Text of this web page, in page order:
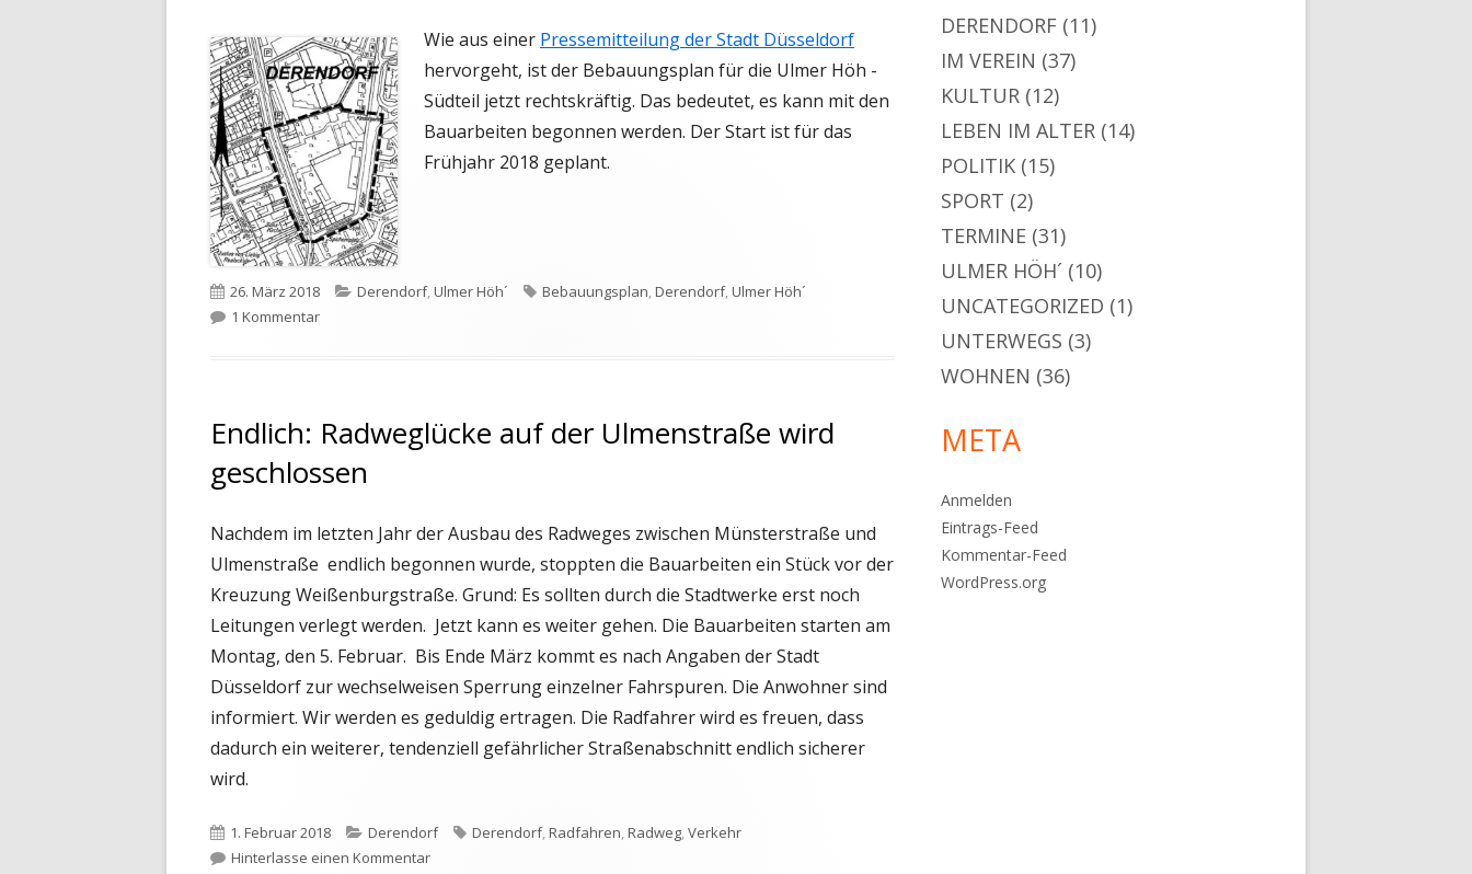
Wie aus einer Pressemitteilung der Stadt Düsseldorf
hervorgeht, ist der Bebauungsplan für die Ulmer Höh -
Südteil jetzt rechtskräftig. Das bedeutet, es kann mit den
Bauarbeiten begonnen werden. Der Start ist für das
Frühjahr 2018 geplant.
Veröffentlicht
am
26. März 2018 Kategorien
Derendorf,Ulmer Höh´ Schlagwörter
Bebauungsplan,Derendorf,Ulmer Höh´
1 Kommentarzu Bebauungsplan „Ulmer Höh´- Südteil“ hat Rechtskraft erlangt
Endlich: Radweglücke auf der Ulmenstraße wird
geschlossen
Nachdem im letzten Jahr der Ausbau des Radweges zwischen Münsterstraße und
Ulmenstraße endlich begonnen wurde, stoppten die Bauarbeiten ein Stück vor der
Kreuzung Weißenburgstraße. Grund: Es sollten durch die Stadtwerke erst noch
Leitungen verlegt werden. Jetzt kann es weiter gehen. Die Bauarbeiten starten am
Montag, den 5. Februar. Bis Ende März kommt es nach Angaben der Stadt
Düsseldorf zur wechselweisen Sperrung einzelner Fahrspuren. Die Anwohner sind
informiert. Wir werden es geduldig ertragen. Die Radfahrer wird es freuen, dass
dadurch ein weiterer, tendenziell gefährlicher Straßenabschnitt endlich sicherer
wird.
Veröffentlicht
am
1. Februar 2018 Kategorien
Derendorf Schlagwörter
Derendorf,Radfahren,Radweg,Verkehr
Hinterlasse einen Kommentarzu Endlich: Radweglücke auf der Ulmenstraße wird geschlossen
DERENDORF (11)
IM VEREIN (37)
KULTUR (12)
LEBEN IM ALTER (14)
POLITIK (15)
SPORT (2)
TERMINE (31)
ULMER HÖH´ (10)
UNCATEGORIZED (1)
UNTERWEGS (3)
WOHNEN (36)
META
Anmelden
Eintrags-Feed
Kommentar-Feed
WordPress.org